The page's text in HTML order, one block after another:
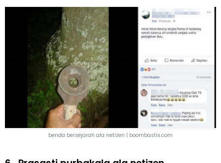
benda bersejarah ala netizen | boombastis.com